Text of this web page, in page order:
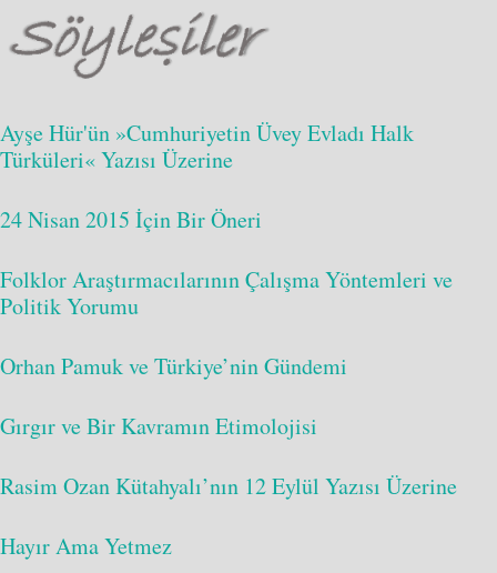
Ayşe Hür'ün »Cumhuriyetin Üvey Evladı Halk
Türküleri« Yazısı Üzerine
24 Nisan 2015 İçin Bir Öneri
Folklor Araştırmacılarının Çalışma Yöntemleri ve
Politik Yorumu
Orhan Pamuk ve Türkiye’nin Gündemi
Gırgır ve Bir Kavramın Etimolojisi
Rasim Ozan Kütahyalı’nın 12 Eylül Yazısı Üzerine
Hayır Ama Yetmez